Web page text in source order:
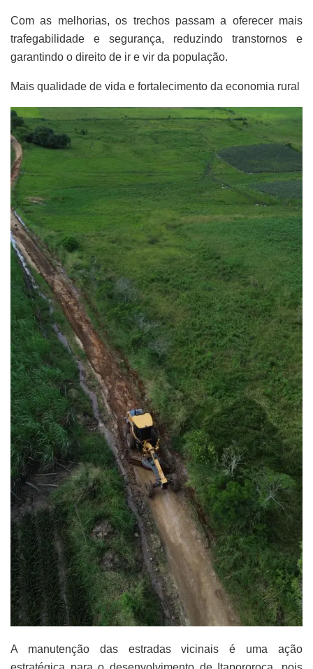
Com as melhorias, os trechos passam a oferecer mais
trafegabilidade e segurança, reduzindo transtornos e
garantindo o direito de ir e vir da população.
Mais qualidade de vida e fortalecimento da economia rural
A manutenção das estradas vicinais é uma ação